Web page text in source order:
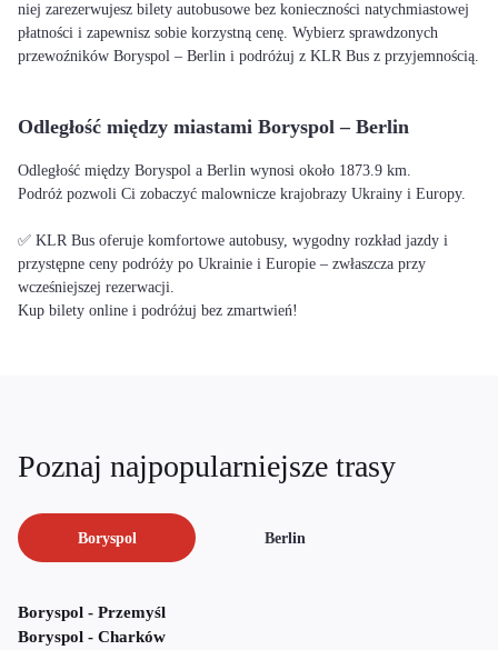
niej zarezerwujesz bilety autobusowe bez konieczności natychmiastowej
płatności i zapewnisz sobie korzystną cenę. Wybierz sprawdzonych
przewoźników Boryspol – Berlin i podróżuj z KLR Bus z przyjemnością.
Odległość między miastami Boryspol – Berlin
Odległość między Boryspol a Berlin wynosi około 1873.9 km.
Podróż pozwoli Ci zobaczyć malownicze krajobrazy Ukrainy i Europy.
✅ KLR Bus oferuje komfortowe autobusy, wygodny rozkład jazdy i
przystępne ceny podróży po Ukrainie i Europie – zwłaszcza przy
wcześniejszej rezerwacji.
Kup bilety online i podróżuj bez zmartwień!
Poznaj najpopularniejsze trasy
Boryspol Berlin
Boryspol - Przemyśl
Boryspol - Charków